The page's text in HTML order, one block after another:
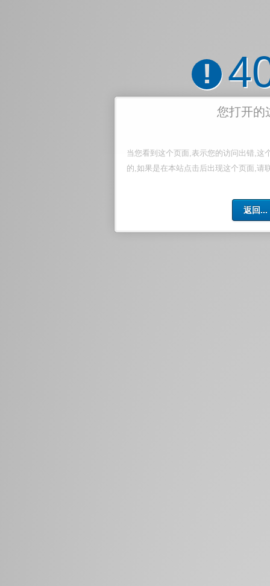
!
您打开的
当您看到这个页面,表示您的访问出错,这
的,如果是在本站点击后出现这个页面,请
返回...